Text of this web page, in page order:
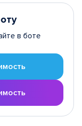
в боте